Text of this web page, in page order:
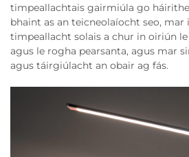
timpeallachtais gairmiúla go
bhaint as an teicneolaíocht seo,
timpeallacht solais a chur in oiriún
agus le rogha pearsanta, agus mar
agus táirgiúlacht an obair ag fás.